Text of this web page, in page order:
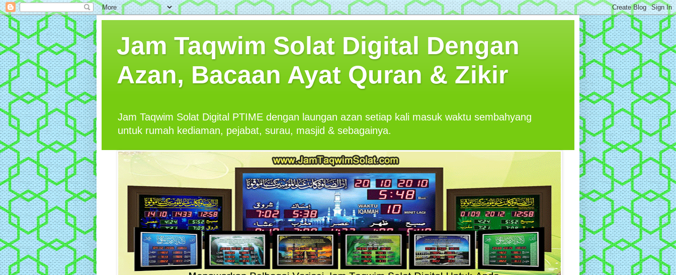
Jam Taqwim Solat Digital Dengan
Azan, Bacaan Ayat Quran & Zikir
Jam Taqwim Solat Digital PTIME dengan laungan azan setiap kali masuk waktu sembahyang
untuk rumah kediaman, pejabat, surau, masjid & sebagainya.